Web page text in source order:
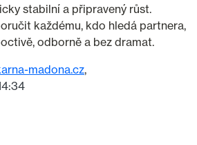
stabilní a připravený růst.
každému, kdo hledá partnera,
odborně a bez dramat.
madona.cz